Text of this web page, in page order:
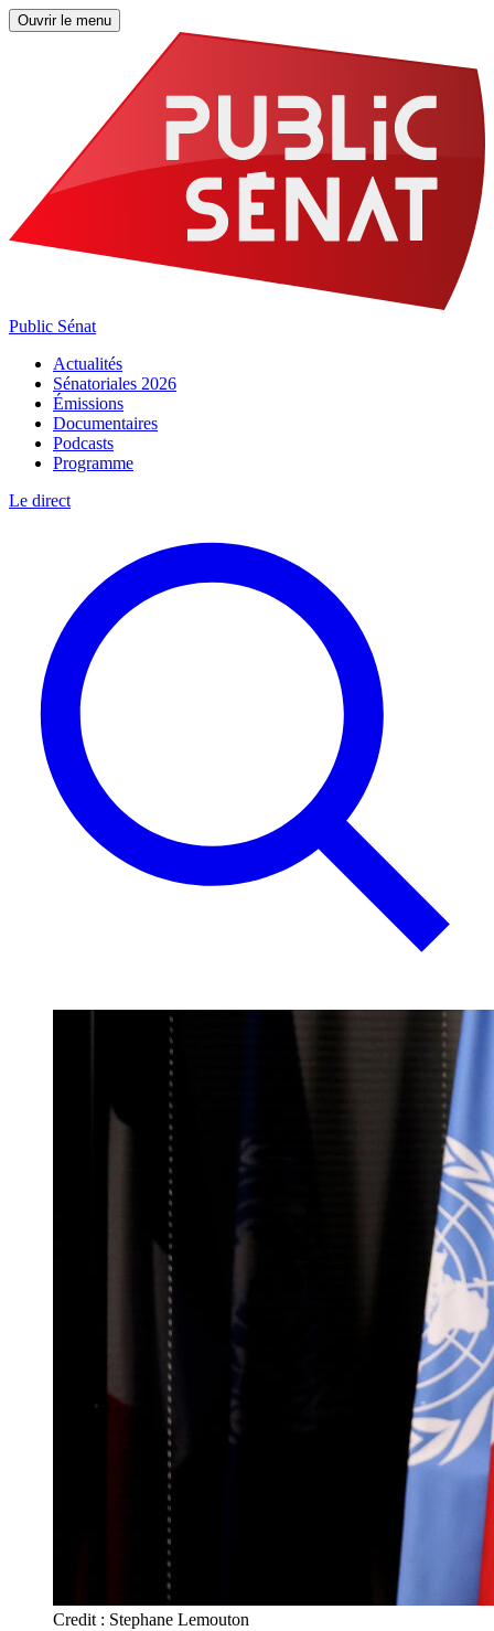
Ouvrir le menu
Public Sénat
Actualités
Sénatoriales 2026
Émissions
Documentaires
Podcasts
Programme
Le direct
Credit : Stephane Lemouton